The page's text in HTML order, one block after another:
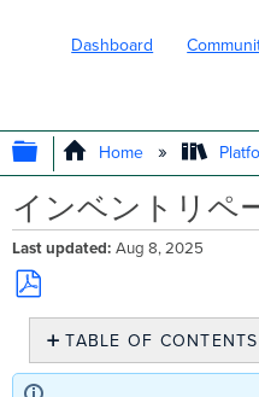
Dashboard
EXPAND/
Home
インベントリペ
Last updated Aug 8, 2025
Save
PDF
TABLE OF CONTENTS
デ